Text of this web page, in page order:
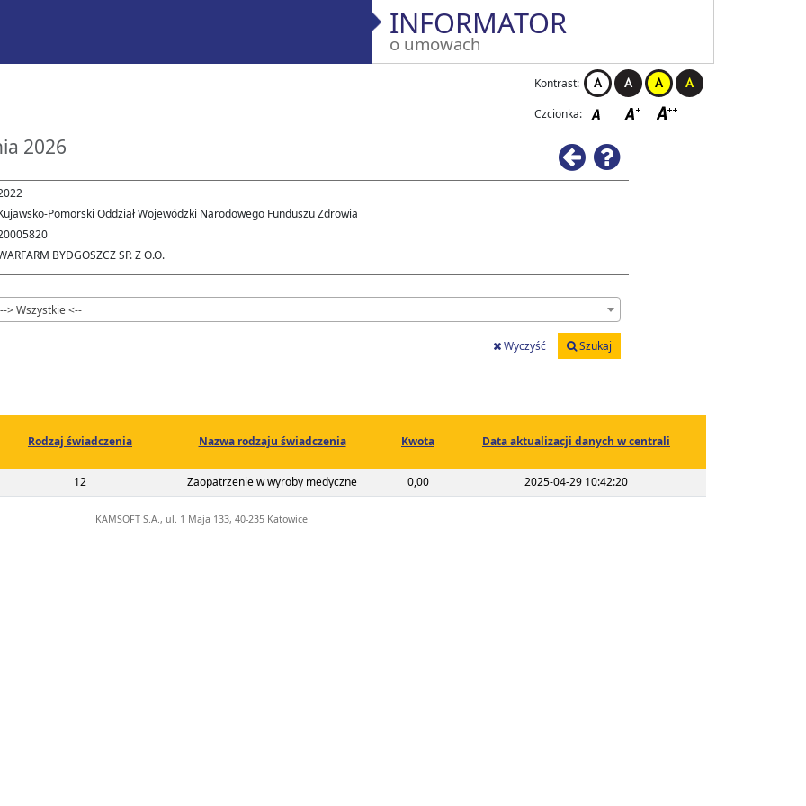
INFORMATOR
o umowach
Kontrast:
Czcionka:
2026 Wstecz
Pomoc
Pomorski Oddział Wojewódzki Narodowego Funduszu Zdrowia
BYDGOSZCZ SP. Z O.O.
--> Wszystkie <--
Wyczyść Szukaj
Rodzaj świadczenia Nazwa rodzaju świadczenia Kwota Data aktualizacji danych w centrali
00-05820-22-01
12 Zaopatrzenie w wyroby medyczne 0,00 2025-04-29 10:42:20
KAMSOFT S.A., ul. 1 Maja 133, 40-235 Katowice